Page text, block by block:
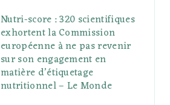
Nutri-score : 320 scientifiques
exhortent la Commission
européenne à ne pas revenir
sur son engagement en
matière d’étiquetage
nutritionnel – Le Monde